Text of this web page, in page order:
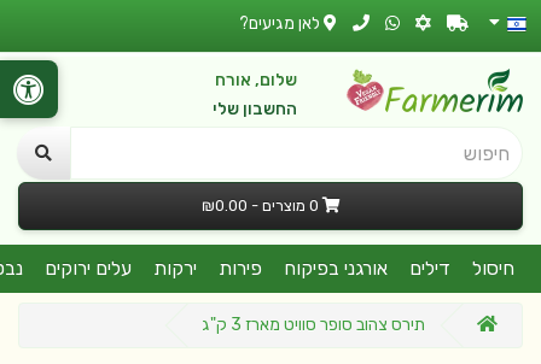
לאן מגיעים?
שלום, אורח
החשבון שלי
חיפוש
0 מוצרים - ₪0.00
חיסול דילים אורגני בפיקוח פירות ירקות עלים ירוקים
תירס צהוב סופר סוויט מארז 3 ק"ג